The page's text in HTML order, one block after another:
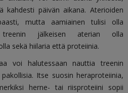
päivän aikana. Aterioiden
mutta aamiainen tulisi olla
treenin jälkeisen aterian olla
sekä hiilaria että proteiinia.
voi halutessaan nauttia treenin
Itse suosin heraproteiinia,
herne- tai riisproteiini sopii